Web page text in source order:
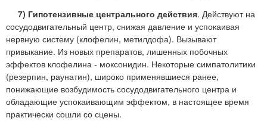
7) Гипотензивные центрального действия. Действуют на
сосудодвигательный центр, снижая давление и успокаивая
нервную систему (клофелин, метилдофа). Вызывают
привыкание. Из новых препаратов, лишенных побочных
эффектов клофелина - моксонидин. Некоторые симпатолитики
(резерпин, раунатин), широко применявшиеся ранее,
понижающие возбудимость сосудодвигательного центра и
обладающие успокаивающим эффектом, в настоящее время
практически сошли со сцены.